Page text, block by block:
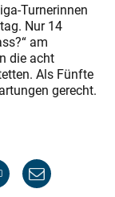
Turnerinnen
Nur 14
am
die acht
Als Fünfte
gerecht.